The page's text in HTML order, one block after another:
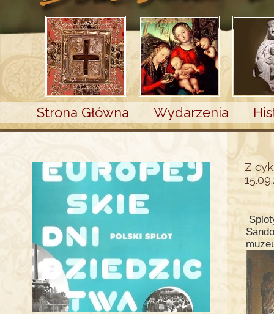
Z
Strona Główna Wydarzenia